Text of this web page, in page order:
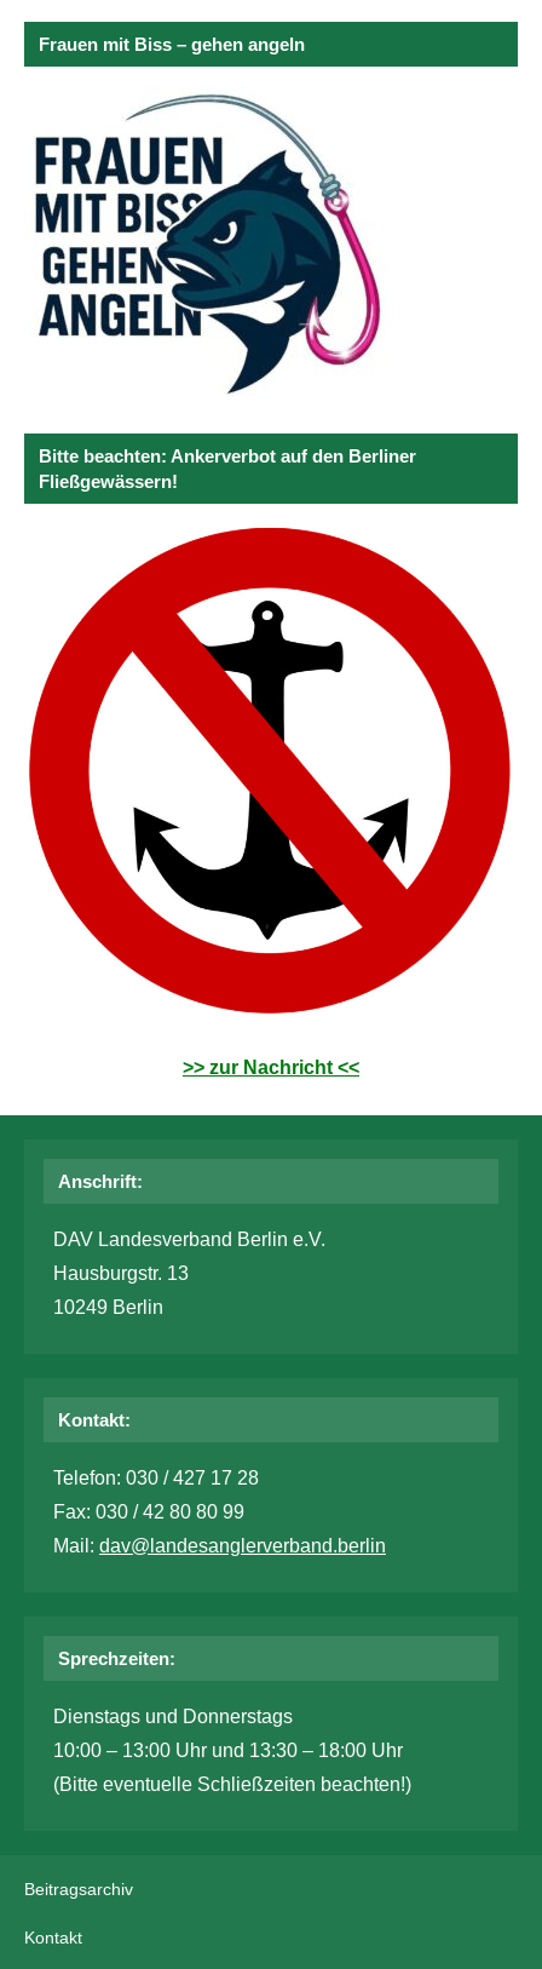
Frauen mit Biss – gehen angeln
Bitte beachten: Ankerverbot auf den Berliner
Fließgewässern!
>> zur Nachricht <<
Anschrift:
DAV Landesverband Berlin e.V.
Hausburgstr. 13
10249 Berlin
Kontakt:
Telefon: 030 / 427 17 28
Fax: 030 / 42 80 80 99
Mail: dav@landesanglerverband.berlin
Sprechzeiten:
Dienstags und Donnerstags
10:00 – 13:00 Uhr und 13:30 – 18:00 Uhr
(Bitte eventuelle Schließzeiten beachten!)
Beitragsarchiv
Kontakt